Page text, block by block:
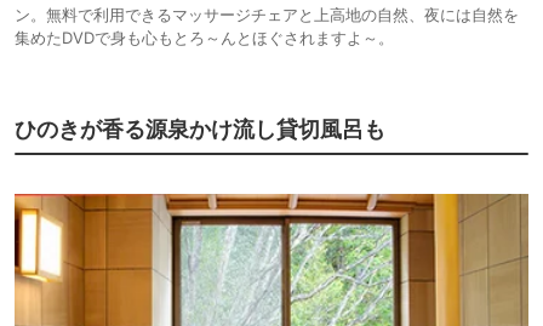
ン。無料で利用できるマッサージチェアと上高地の自然、夜には自然を
集めたDVDで身も心もとろ～んとほぐされますよ～。
ひのきが香る源泉かけ流し貸切風呂も